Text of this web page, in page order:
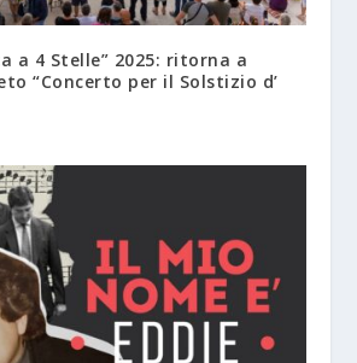
a 4 Stelle” 2025: ritorna a
“Concerto per il Solstizio d’